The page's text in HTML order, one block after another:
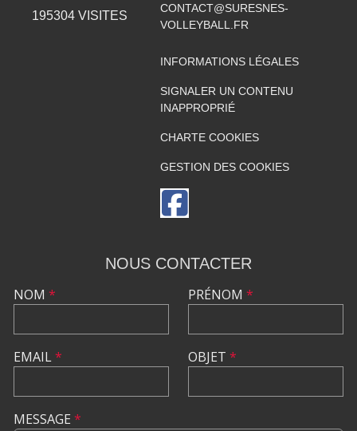
195304 VISITES
CONTACT@SURESNES-
VOLLEYBALL.FR
INFORMATIONS LÉGALES
SIGNALER UN CONTENU
INAPPROPRIÉ
CHARTE COOKIES
GESTION DES COOKIES
NOUS CONTACTER
NOM *
EMAIL*
PRÉNOM *
OBJET *
MESSAGE *